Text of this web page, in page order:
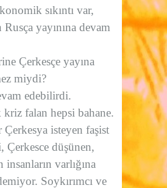
sıkıntı var,
Rusça yayınına devam
Çerkesçe yayına
miydi?
edebilirdi.
falan hepsi bahane.
Çerkesya isteyen faşist
Çerkesce düşünen,
insanların varlığına
Soykırımcı ve